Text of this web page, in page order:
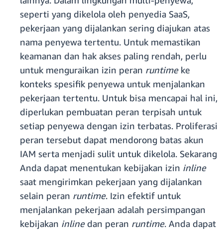
seperti yang dikelola oleh penyedia SaaS,
pekerjaan yang dijalankan sering diajukan atas
nama penyewa tertentu. Untuk memastikan
keamanan dan hak akses paling rendah, perlu
untuk menguraikan izin peran runtimeke
konteks spesifik penyewa untuk menjalankan
pekerjaan tertentu. Untuk bisa mencapai hal ini,
diperlukan pembuatan peran terpisah untuk
setiap penyewa dengan izin terbatas. Proliferasi
peran tersebut dapat mendorong batas akun
IAM serta menjadi sulit untuk dikelola. Sekarang
Anda dapat menentukan kebijakan izin inline
saat mengirimkan pekerjaan yang dijalankan
selain peran runtime. Izin efektif untuk
menjalankan pekerjaan adalah persimpangan
kebijakan inlinedan peran runtime. Anda dapat